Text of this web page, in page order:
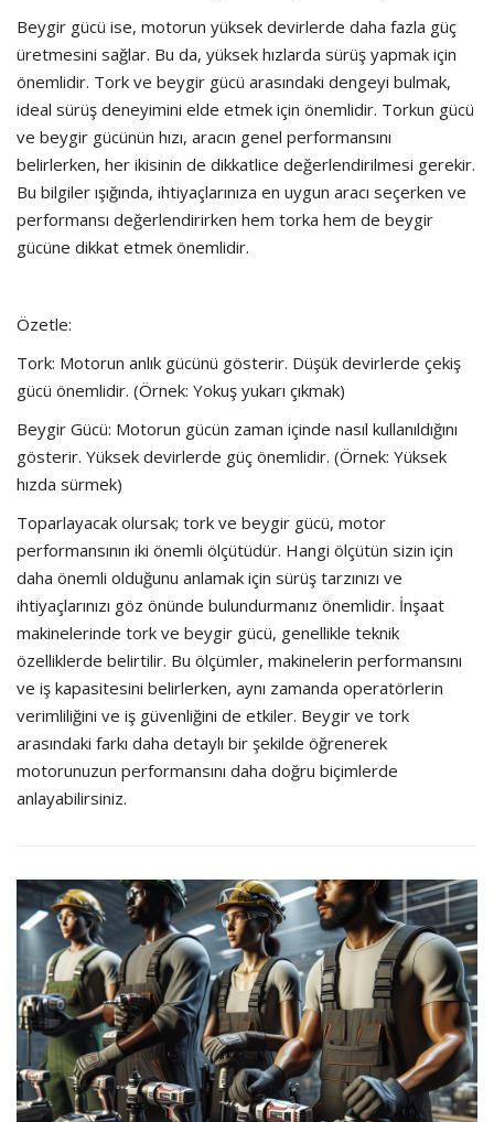
Beygir gücü ise, motorun yüksek devirlerde daha fazla güç
üretmesini sağlar. Bu da, yüksek hızlarda sürüş yapmak için
önemlidir. Tork ve beygir gücü arasındaki dengeyi bulmak,
ideal sürüş deneyimini elde etmek için önemlidir. Torkun gücü
ve beygir gücünün hızı, aracın genel performansını
belirlerken, her ikisinin de dikkatlice değerlendirilmesi gerekir.
Bu bilgiler ışığında, ihtiyaçlarınıza en uygun aracı seçerken ve
performansı değerlendirirken hem torka hem de beygir
gücüne dikkat etmek önemlidir.
Özetle:
Tork: Motorun anlık gücünü gösterir. Düşük devirlerde çekiş
gücü önemlidir. (Örnek: Yokuş yukarı çıkmak)
Beygir Gücü: Motorun gücün zaman içinde nasıl kullanıldığını
gösterir. Yüksek devirlerde güç önemlidir. (Örnek: Yüksek
hızda sürmek)
Toparlayacak olursak; tork ve beygir gücü, motor
performansının iki önemli ölçütüdür. Hangi ölçütün sizin için
daha önemli olduğunu anlamak için sürüş tarzınızı ve
ihtiyaçlarınızı göz önünde bulundurmanız önemlidir. İnşaat
makinelerinde tork ve beygir gücü, genellikle teknik
özelliklerde belirtilir. Bu ölçümler, makinelerin performansını
ve iş kapasitesini belirlerken, aynı zamanda operatörlerin
verimliliğini ve iş güvenliğini de etkiler. Beygir ve tork
arasındaki farkı daha detaylı bir şekilde öğrenerek
motorunuzun performansını daha doğru biçimlerde
anlayabilirsiniz.